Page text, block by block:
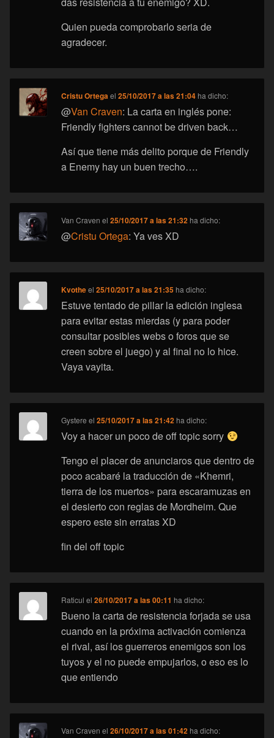
Quien pueda comprobarlo seria de
agradecer.
Cristu Ortegael25/10/2017 a las 21:04 ha dicho:
@Van Craven: La carta en inglés pone:
Friendly fighters cannot be driven back…
Así que tiene más delito porque de Friendly
a Enemy hay un buen trecho….
Van Craven el25/10/2017 a las 21:32 ha dicho:
@Cristu Ortega: Ya ves XD
Kvotheel25/10/2017 a las 21:35 ha dicho:
Estuve tentado de pillar la edición inglesa
para evitar estas mierdas (y para poder
consultar posibles webs o foros que se
creen sobre el juego) y al final no lo hice.
Vaya vayita.
Gystere el25/10/2017 a las 21:42 ha dicho:
Voy a hacer un poco de off topic sorry
Tengo el placer de anunciaros que dentro de
poco acabaré la traducción de «Khemri,
tierra de los muertos» para escaramuzas en
el desierto con reglas de Mordheim. Que
espero este sin erratas XD
fin del off topic
Raticul el26/10/2017 a las 00:11 ha dicho:
Bueno la carta de resistencia forjada se usa
cuando en la próxima activación comienza
el rival, así los guerreros enemigos son los
tuyos y el no puede empujarlos, o eso es lo
que entiendo
Van Craven el26/10/2017 a las 01:42 ha dicho: